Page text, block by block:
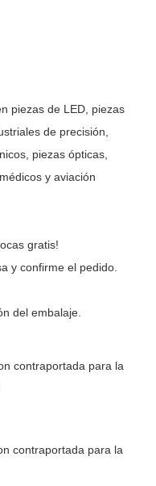
piezas de LED, piezas
de precisión,
piezas ópticas,
y aviación
gratis!
y confirme el pedido.
del embalaje.